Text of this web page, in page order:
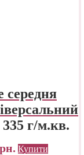
середня
335 г/м.кв.
Купити